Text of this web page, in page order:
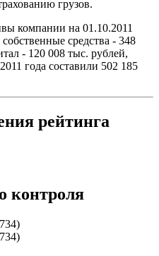
грузов.
компании на 01.10.2011
средства - 348
- 120 008 тыс. рублей,
года составили 502 185
рейтинга
контроля